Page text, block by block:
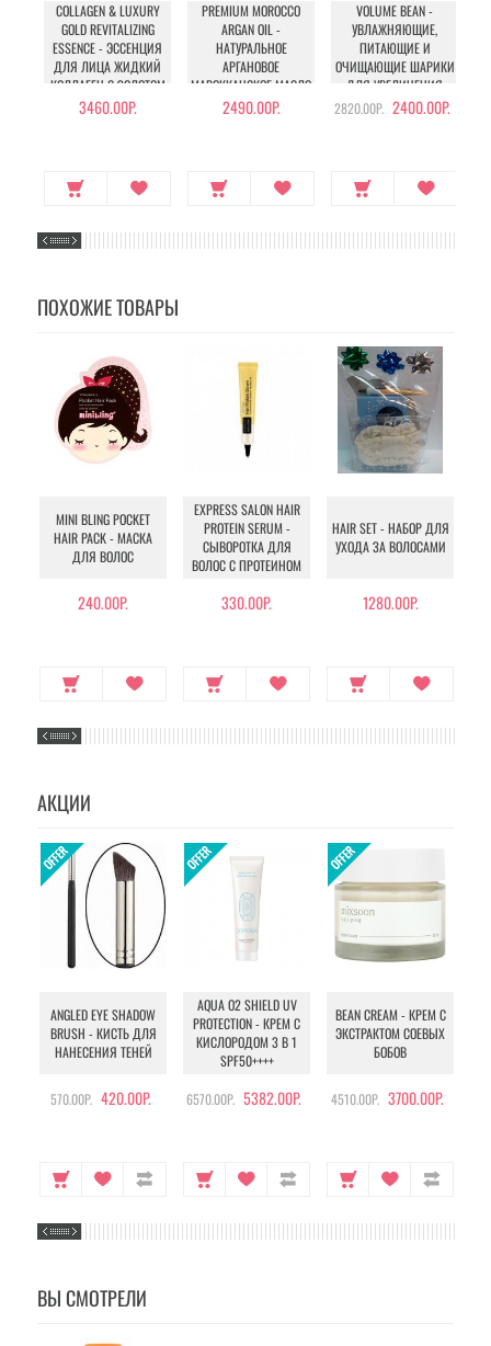
COLLAGEN & LUXURY
GOLD REVITALIZING
ESSENCE - ЭССЕНЦИЯ
ДЛЯ ЛИЦА ЖИДКИЙ
КОЛЛАГЕН С ЗОЛОТОМ
3460.00Р.
PREMIUM MOROCCO
ARGAN OIL -
НАТУРАЛЬНОЕ
АРГАНОВОЕ
МАРОККАНСКОЕ МАСЛО
ДЛЯ ВОЛОС
2490.00Р.
VOLUME BEAN -
УВЛАЖНЯЮЩИЕ,
ПИТАЮЩИЕ И
ОЧИЩАЮЩИЕ ШАРИКИ
ДЛЯ УВЕЛИЧЕНИЯ
ОБЪЕМА ГРУДИ И
2820.00Р. 2400.00Р.
ПОХОЖИЕ ТОВАРЫ
MINI BLING POCKET
HAIR PACK - МАСКА
ДЛЯ ВОЛОС
240.00Р.
EXPRESS SALON HAIR
PROTEIN SERUM -
СЫВОРОТКА ДЛЯ
ВОЛОС С ПРОТЕИНОМ
330.00Р.
HAIR SET - НАБОР ДЛЯ
УХОДА ЗА ВОЛОСАМИ
1280.00Р.
АКЦИИ
ANGLED EYE SHADOW
BRUSH - КИСТЬ ДЛЯ
НАНЕСЕНИЯ ТЕНЕЙ
570.00Р. 420.00Р.
AQUA O2 SHIELD UV
PROTECTION - КРЕМ С
КИСЛОРОДОМ 3 В 1
SPF50++++
6570.00Р. 5382.00Р.
BEAN CREAM - КРЕМ С
ЭКСТРАКТОМ СОЕВЫХ
БОБОВ
4510.00Р. 3700.00Р.
ВЫ СМОТРЕЛИ